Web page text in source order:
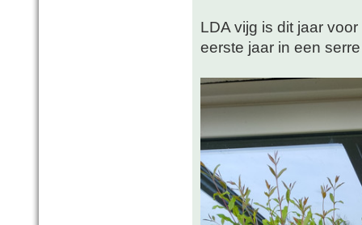
LDA vijg is dit jaar
eerste jaar in een